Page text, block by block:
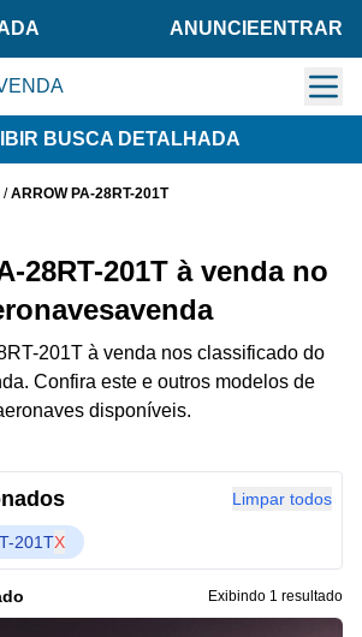
ANUNCIE ENTRAR
BUSCA DETALHADA
/ARROW PA-28RT-201T
28RT-201T à venda no
201T à venda nos classificado do
Confira este e outros modelos de
disponíveis.
Limpar todos
201TX
Exibindo 1 resultado